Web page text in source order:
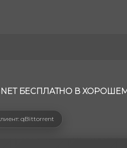
БЕСПЛАТНО В
qBittorrent